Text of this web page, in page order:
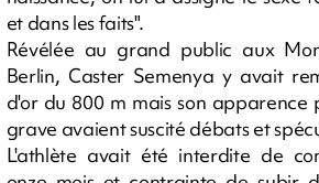
et dans les faits".
Révélée au grand public aux
Berlin, Caster Semenya y avait
d'or du 800 m mais son apparence
grave avaient suscité débats et
L'athlète avait été interdite de